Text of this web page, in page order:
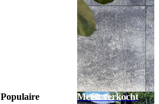
Populaire
Meest verkocht